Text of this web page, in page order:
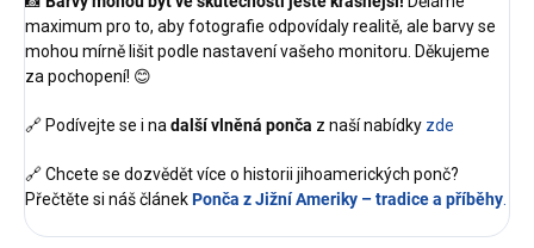
maximum pro to, aby fotografie odpovídaly realitě, ale barvy se
mohou mírně lišit podle nastavení vašeho monitoru. Děkujeme
za pochopení! 😊
🔗 Podívejte se i nadalší vlněná ponča z naší nabídky zde
🔗 Chcete se dozvědět více o historii jihoamerických ponč?
Přečtěte si náš článekPonča z Jižní Ameriky – tradice a příběhy.